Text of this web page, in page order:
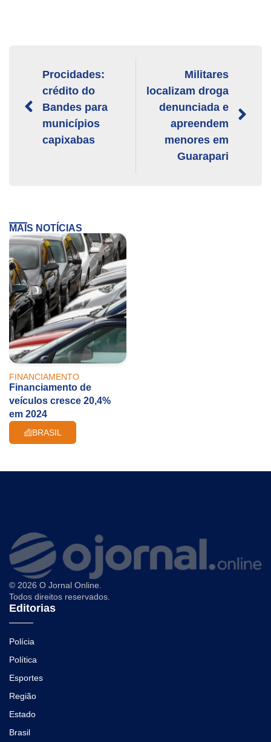
Procidades:
crédito do
Bandes para
municípios
capixabas
Militares
localizam droga
denunciada e
apreendem
menores em
Guarapari
MAIS NOTÍCIAS
FINANCIAMENTO
Financiamento de
veículos cresce 20,4%
em 2024
BRASIL
© 2026 O Jornal Online.
Todos direitos reservados.
Editorias
Polícia
Política
Esportes
Região
Estado
Brasil